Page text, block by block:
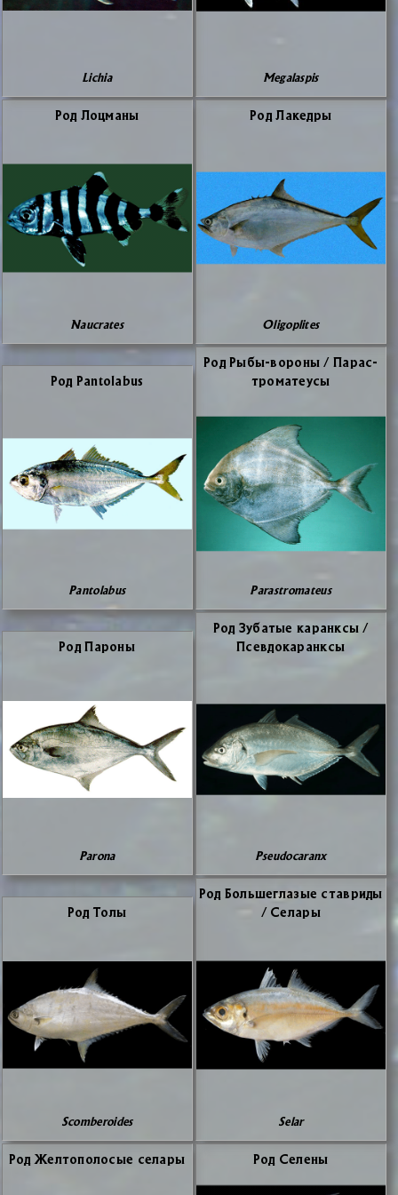
Lichia Megalaspis
Род Лоц­ма­ны
Naucrates
Род Ла­кед­ры
Oligoplites
Род Pantolabus
Pantolabus
Род Ры­бы-во­ро­ны / Па­рас­
тро­ма­те­усы
Parastromateus
Род Па­ро­ны
Parona
Род Зу­ба­тые ка­ранк­сы /
Псев­до­ка­ранк­сы
Pseudocaranx
Род То­лы
Scomberoides
Род Боль­шегла­зые ста­ври­ды
/ Се­ла­ры
Selar
Род Жел­то­по­ло­сые се­ла­ры Род Се­ле­ны